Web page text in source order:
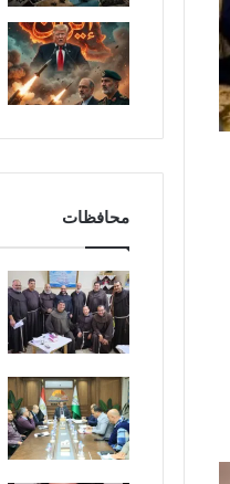
محافظات